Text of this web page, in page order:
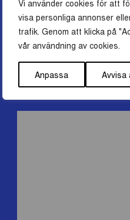
Vi använder cookies för att
visa personliga annonser
trafik. Genom att klicka på
vår användning av cookies.
Anpassa Avvisa
Uppsala Slott